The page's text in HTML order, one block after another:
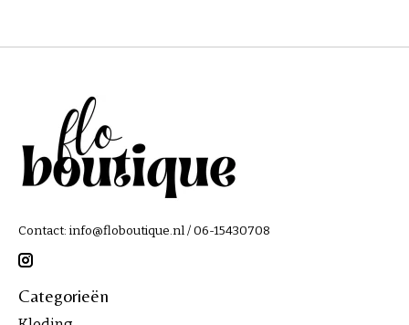
Contact: info@floboutique.nl/ 06-15430708
Categorieën